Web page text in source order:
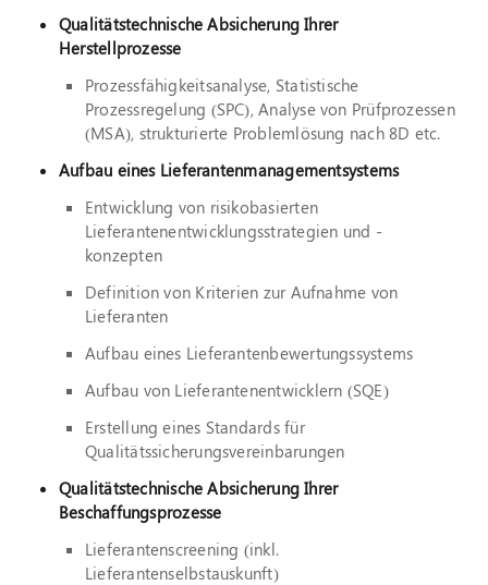
Qualitätstechnische Absicherung Ihrer
Herstellprozesse
Prozessfähigkeitsanalyse, Statistische
Prozessregelung (SPC), Analyse von Prüfprozessen
(MSA), strukturierte Problemlösung nach 8D etc.
Aufbau eines Lieferantenmanagementsystems
Entwicklung von risikobasierten
Lieferantenentwicklungsstrategien und -
konzepten
Definition von Kriterien zur Aufnahme von
Lieferanten
Aufbau eines Lieferantenbewertungssystems
Aufbau von Lieferantenentwicklern (SQE)
Erstellung eines Standards für
Qualitätssicherungsvereinbarungen
Qualitätstechnische Absicherung Ihrer
Beschaffungsprozesse
Lieferantenscreening (inkl.
Lieferantenselbstauskunft)